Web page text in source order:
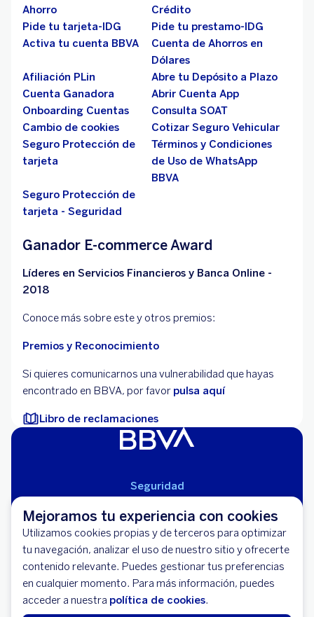
Mejoramos tu experiencia con cookies
Utilizamos cookies propias y de terceros para optimizar
tu navegación, analizar el uso de nuestro sitio y ofrecerte
contenido relevante. Puedes gestionar tus preferencias
en cualquier momento. Para más información, puedes
acceder a nuestra política de cookies.
Ahorro
Crédito
Pide tu tarjeta-IDG
Pide tu prestamo-IDG
Activa tu cuenta BBVA
Cuenta de Ahorros en
Dólares
Afiliación PLin
Abre tu Depósito a Plazo
Cuenta Ganadora
Abrir Cuenta App
Onboarding Cuentas
Consulta SOAT
Cambio de cookies
Cotizar Seguro Vehicular
Seguro Protección de
tarjeta
Términos y Condiciones
de Uso de WhatsApp
BBVA
Seguro Protección de
tarjeta - Seguridad
Ganador E-commerce Award
Líderes en Servicios Financieros y Banca Online -
2018
Conoce más sobre este y otros premios:
Premios y Reconocimiento
Si quieres comunicarnos una vulnerabilidad que hayas
encontrado en BBVA, por favor pulsa aquí
Libro de reclamaciones
Seguridad
Cláusulas Generales de Contratación
Mapa del Sitio
Libro de Reclamaciones
Llámanos (01) 595-0000
Banco BBVA Perú - RUC 20100130204
Av. República de Panamá 3055 - San Isidro